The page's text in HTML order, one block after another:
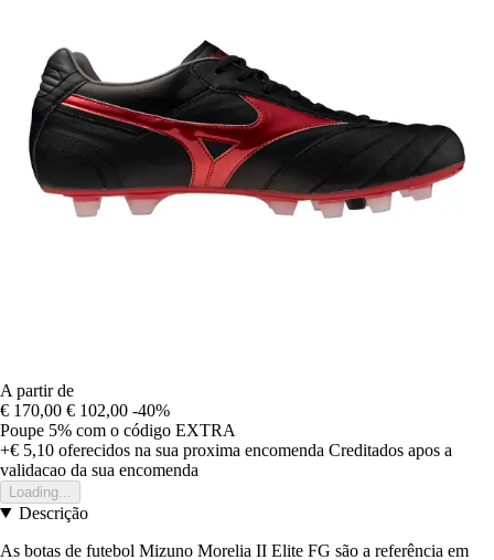
A partir de
€ 170,00 € 102,00 -40%
Poupe 5% com o código EXTRA
+€ 5,10 oferecidos na sua proxima encomenda Creditados apos a
validacao da sua encomenda
Loading...
Descrição
As botas de futebol Mizuno Morelia II Elite FG são a referência em